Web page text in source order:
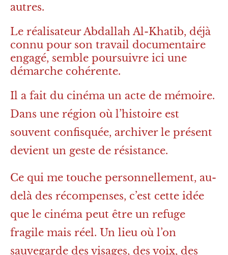
autres.
Le réalisateur Abdallah Al-Khatib, déjà
connu pour son travail documentaire
engagé, semble poursuivre ici une
démarche cohérente.
Il a fait du cinéma un acte de mémoire.
Dans une région où l’histoire est
souvent confisquée, archiver le présent
devient un geste de résistance.
Ce qui me touche personnellement, au-
delà des récompenses, c’est cette idée
que le cinéma peut être un refuge
fragile mais réel. Un lieu où l’on
sauvegarde des visages, des voix, des